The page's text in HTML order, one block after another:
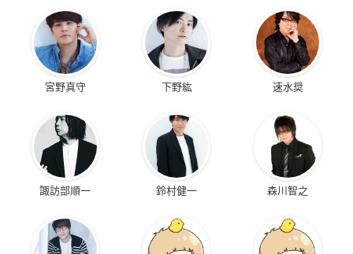
宮野真守 下野紘 速水奨
諏訪部順一 鈴村健一 森川智之